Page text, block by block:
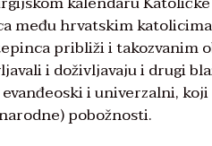
među hrvatskim
približi i
i doživljavaju i drugi
i univerzalni,
pobožnosti.